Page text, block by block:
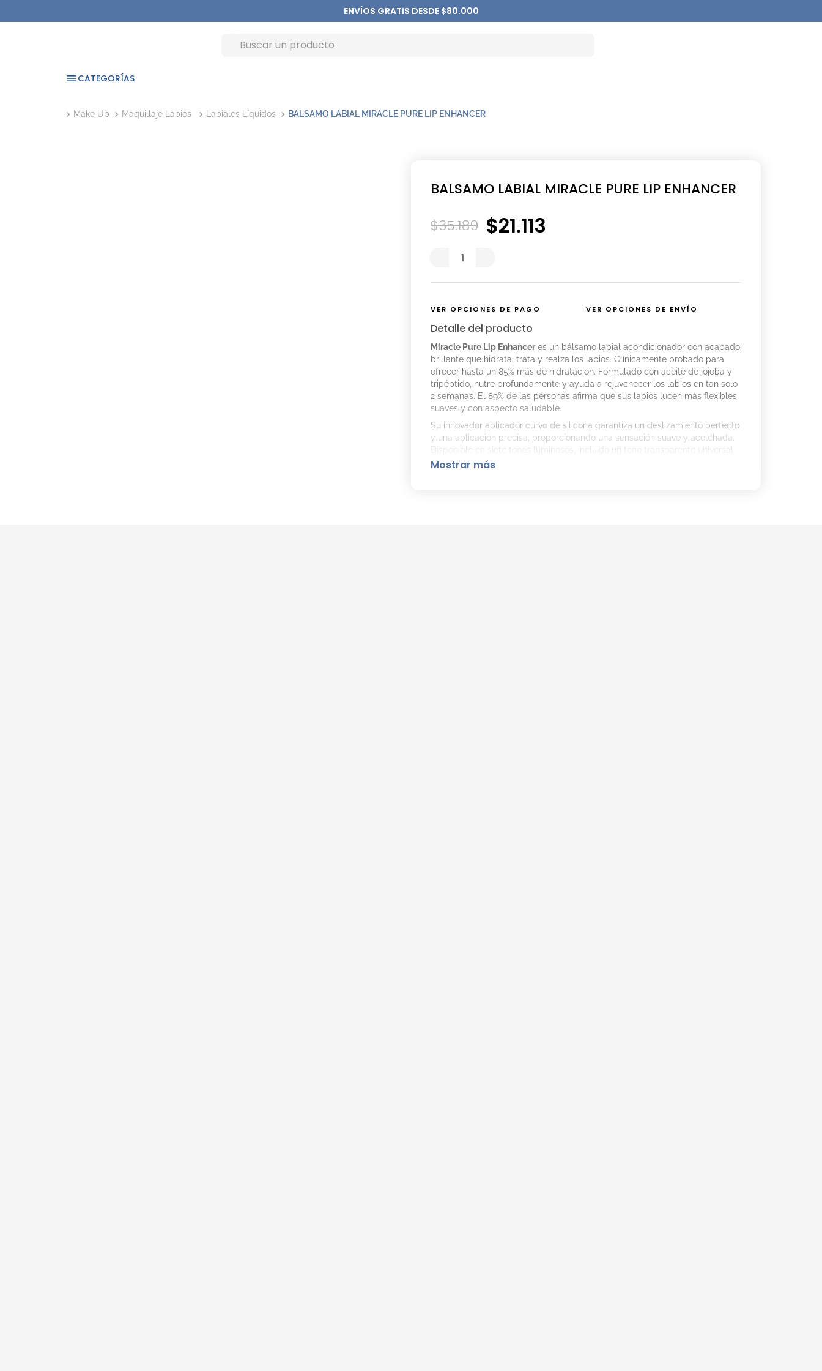
ENVÍOS GRATIS DESDE $80.000
CATEGORÍAS
Make Up Maquillaje Labios Labiales Líquidos BALSAMO LABIAL MIRACLE PURE LIP ENHANCER
BALSAMO LABIAL MIRACLE PURE LIP ENHANCER
$35.189 $21.113
VER OPCIONES DE PAGO VER OPCIONES DE ENVÍO
Detalle del producto
Miracle Pure Lip Enhanceres un bálsamo labial acondicionador con acabado
brillante que hidrata, trata y realza los labios. Clínicamente probado para
ofrecer hasta un 85% más de hidratación. Formulado con aceite de jojoba y
tripéptido, nutre profundamente y ayuda a rejuvenecer los labios en tan solo
2 semanas. El 89% de las personas afirma que sus labios lucen más flexibles,
suaves y con aspecto saludable.
Su innovador aplicador curvo de silicona garantiza un deslizamiento perfecto
y una aplicación precisa, proporcionando una sensación suave y acolchada.
Disponible en siete tonos luminosos, incluido un tono transparente universal
que también puede utilizarse como mascarilla nutritiva nocturna para labios.
Mostrar más